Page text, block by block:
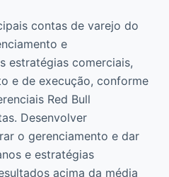
contas de varejo do
e
estratégias comerciais,
e de execução, conforme
Red Bull
Desenvolver
o gerenciamento e dar
e estratégias
acima da média